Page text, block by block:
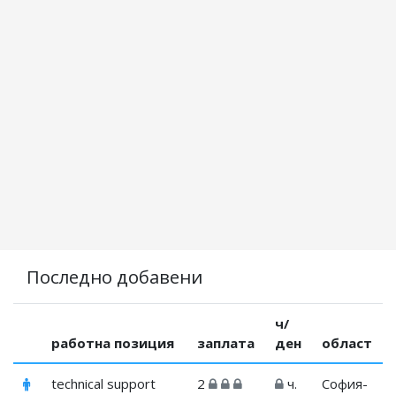
Последно добавени
работна позиция заплата
ч/
ден
област
technical support
2
ч.
София-